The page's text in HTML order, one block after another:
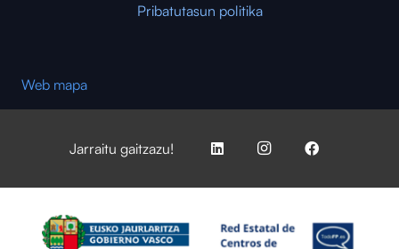
Pribatutasun politika
Web mapa
Jarraitu gaitzazu!